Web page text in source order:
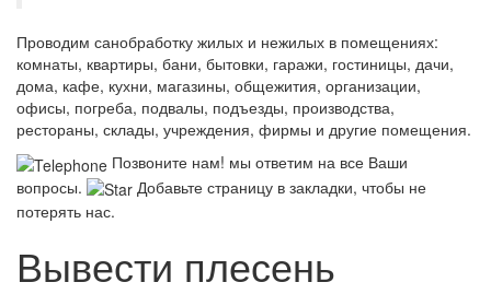
Проводим санобработку жилых и нежилых в помещениях:
комнаты, квартиры, бани, бытовки, гаражи, гостиницы, дачи,
дома, кафе, кухни, магазины, общежития, организации,
офисы, погреба, подвалы, подъезды, производства,
рестораны, склады, учреждения, фирмы и другие помещения.
Позвоните нам! мы ответим на все Ваши
вопросы.
Добавьте страницу в закладки, чтобы не
потерять нас.
Вывести плесень